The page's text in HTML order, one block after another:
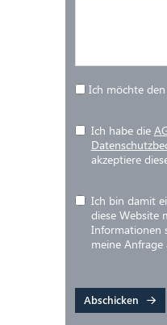
Ich möchte
Ich habe die
akzeptiere
Ich bin damit
diese Website
Informationen
meine
Abschicken